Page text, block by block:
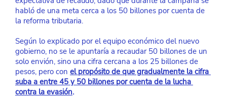
habló de una meta cerca a los 50 billones por cuenta de
la reforma tributaria.
Según lo explicado por el equipo económico del nuevo
gobierno, no se le apuntaría a recaudar 50 billones de un
solo envión, sino una cifra cercana a los 25 billones de
pesos, pero con el propósito de que gradualmente la cifra
suba a entre 45 y 50 billones por cuenta de la lucha
contra la evasión.